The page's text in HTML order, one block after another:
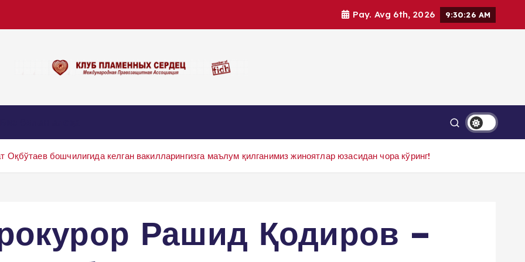
Pay. Avg 6th, 2026 9:30:27 AM
бошчилигида келган вакилларингизга маълум қилганимиз жиноятлар юзасидан чора кўринг!
Рашид Қодиров –